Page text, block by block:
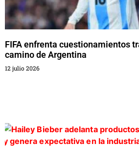
FIFA enfrenta cuestionamientos
camino de Argentina
12 julio 2026